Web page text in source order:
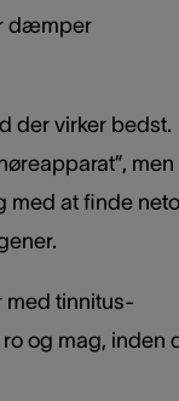
dæmper
der virker bedst.
med at finde
med tinnitus-
og mag, inden